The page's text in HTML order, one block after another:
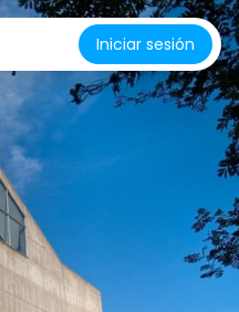
Iniciar sesión